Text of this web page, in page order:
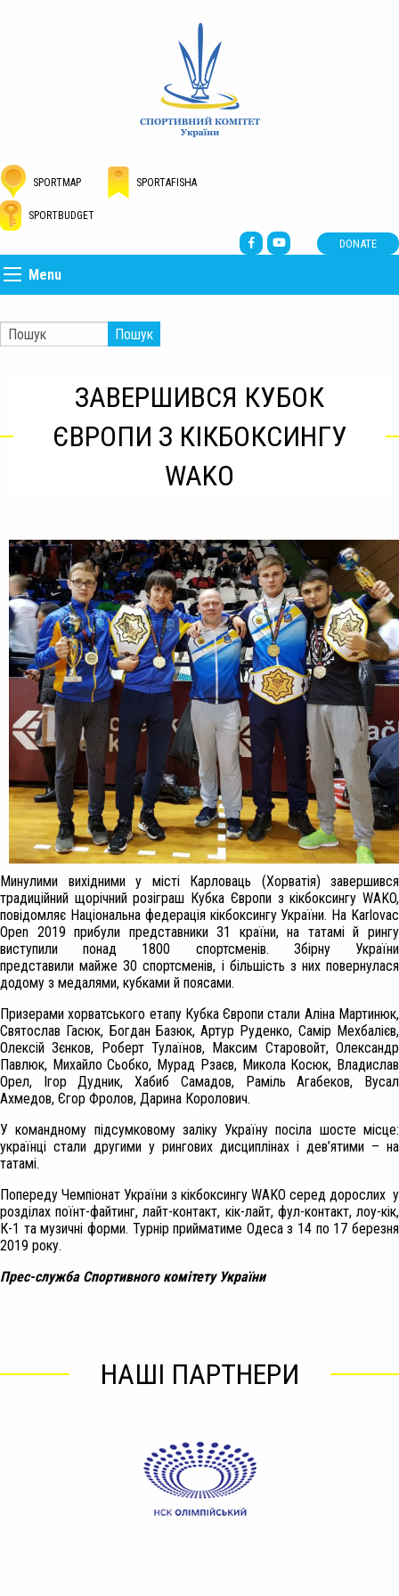
SPORTMAP SPORTAFISHA
SPORTBUDGET
DONATE
Menu
Пошук
ЗАВЕРШИВСЯ КУБОК
ЄВРОПИ З КІКБОКСИНГУ
WAKO
Минулими вихідними у місті Карловаць (Хорватія) завершився
традиційний щорічний розіграш Кубка Європи з кікбоксингу WAKO,
повідомляє Національна федерація кікбоксингу України. На Karlovac
Open 2019 прибули представники 31 країни, на татамі й рингу
виступили понад 1800 спортсменів. Збірну України
представили майже 30 спортсменів, і більшість з них повернулася
додому з медалями, кубками й поясами.
Призерами хорватського етапу Кубка Європи стали Аліна Мартинюк,
Святослав Гасюк, Богдан Базюк, Артур Руденко, Самір Мехбалієв,
Олексій Зєнков, Роберт Тулаїнов, Максим Старовойт, Олександр
Павлюк, Михайло Сьобко, Мурад Рзаєв, Микола Косюк, Владислав
Орел, Ігор Дудник, Хабиб Самадов, Раміль Агабеков, Вусал
Ахмедов, Єгор Фролов, Дарина Королович.
У командному підсумковому заліку Україну посіла шосте місце:
українці стали другими у рингових дисциплінах і дев’ятими – на
татамі.
Попереду Чемпіонат України з кікбоксингу WAKO серед дорослих у
розділах поїнт-файтинг, лайт-контакт, кік-лайт, фул-контакт, лоу-кік,
К-1 та музичні форми. Турнір прийматиме Одеса з 14 по 17 березня
2019 року.
Прес-служба Спортивного комітету України
НАШІ ПАРТНЕРИ